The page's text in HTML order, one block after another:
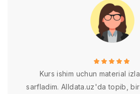
Kurs ishim uchun material
sarfladim. Alldata.uz'da topib,